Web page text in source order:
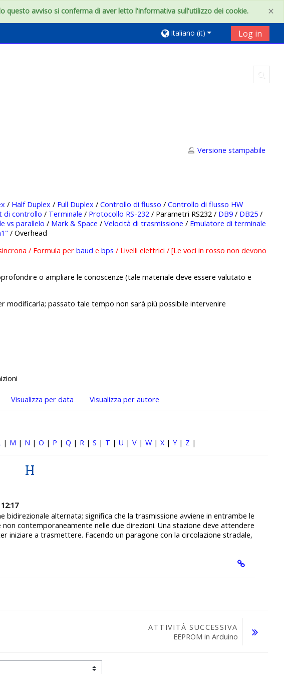
×
questo avviso si conferma di aver letto l'informativa sull'utilizzo dei cookie.
Italiano ‎(it)‎ Log in
Versione stampabile
/ Half Duplex / Full Duplex / Controllo di flusso / Controllo di flusso HW
di controllo / Terminale / Protocollo RS-232/ Parametri RS232 / DB9/ DB25/
vs parallelo / Mark & Space / Velocità di trasmissione / Emulatore di terminale
/ Overhead
/ Formula per baud e bps / Livelli elettrici / [Le voci in rosso non devono
o ampliare le conoscenze (tale materiale deve essere valutato e
modificarla; passato tale tempo non sarà più possibile intervenire
Visualizza per data Visualizza per autore
| M | N | O | P | Q | R| S | T | U | V| W| X| Y| Z |
H
bidirezionale alternata; significa che la trasmissione avviene in entrambe le
contemporaneamente nelle due direzioni. Una stazione deve attendere
a trasmettere. Facendo un paragone con la circolazione stradale,
ATTIVITÀ SUCCESSIVA
EEPROM in Arduino